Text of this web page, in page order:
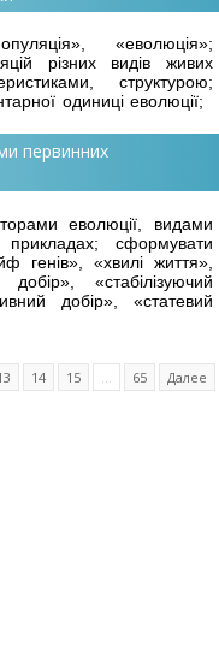
«еволюція»;
різних видів живих
структурою;
одиниці еволюції;
первинних
еволюції, видами
прикладах; сформувати
генів», «хвилі життя»,
«стабілізуючий
добір», «статевий
14 15 ... 65 Далее